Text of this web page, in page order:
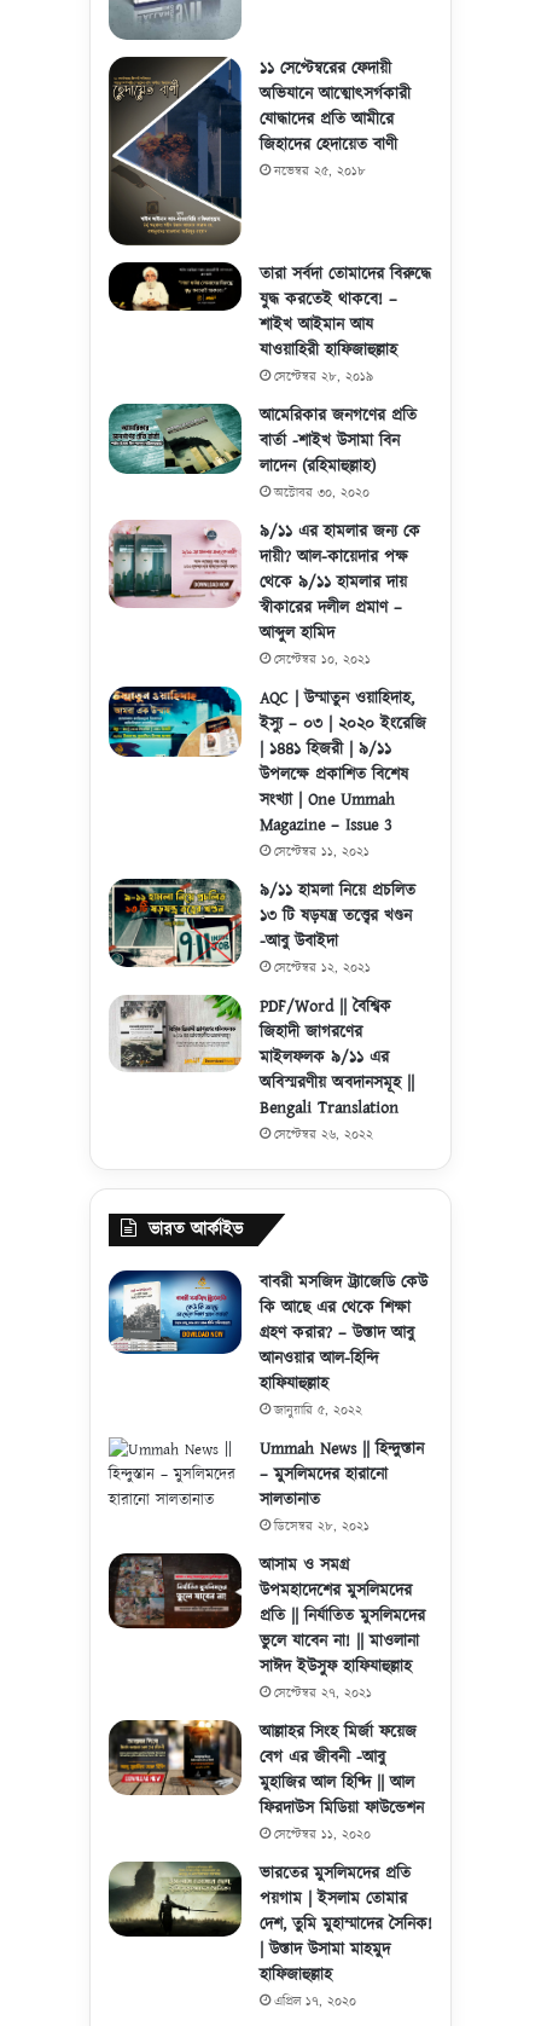
১১ সেপ্টেম্বরের ফেদায়ী
অভিযানে আত্মোৎসর্গকারী
যোদ্ধাদের প্রতি আমীরে
জিহাদের হেদায়েত বাণী
নভেম্বর ২৫, ২০১৮
তারা সর্বদা তোমাদের বিরুদ্ধে
যুদ্ধ করতেই থাকবে! –
শাইখ আইমান আয
যাওয়াহিরী হাফিজাহুল্লাহ
সেপ্টেম্বর ২৮, ২০১৯
আমেরিকার জনগণের প্রতি
বার্তা -শাইখ উসামা বিন
লাদেন (রহিমাহুল্লাহ)
অক্টোবর ৩০, ২০২০
৯/১১ এর হামলার জন্য কে
দায়ী? আল-কায়েদার পক্ষ
থেকে ৯/১১ হামলার দায়
স্বীকারের দলীল প্রমাণ –
আব্দুল হামিদ
সেপ্টেম্বর ১০, ২০২১
AQC | উম্মাতুন ওয়াহিদাহ,
ইস্যু – ০৩ | ২০২০ ইংরেজি
| ১৪৪১ হিজরী | ৯/১১
উপলক্ষে প্রকাশিত বিশেষ
সংখ্যা | One Ummah
Magazine – Issue 3
সেপ্টেম্বর ১১, ২০২১
৯/১১ হামলা নিয়ে প্রচলিত
১৩ টি ষড়যন্ত্র তত্ত্বের খণ্ডন
-আবু উবাইদা
সেপ্টেম্বর ১২, ২০২১
PDF/Word || বৈশ্বিক
জিহাদী জাগরণের
মাইলফলক ৯/১১ এর
অবিস্মরণীয় অবদানসমূহ ||
Bengali Translation
সেপ্টেম্বর ২৬, ২০২২
ভারত আর্কাইভ
বাবরী মসজিদ ট্র্যাজেডি কেউ
কি আছে এর থেকে শিক্ষা
গ্রহণ করার? – উস্তাদ আবু
আনওয়ার আল-হিন্দি
হাফিযাহুল্লাহ
জানুয়ারি ৫, ২০২২
Ummah News || হিন্দুস্তান
– মুসলিমদের হারানো
সালতানাত
ডিসেম্বর ২৮, ২০২১
আসাম ও সমগ্র
উপমহাদেশের মুসলিমদের
প্রতি || নির্যাতিত মুসলিমদের
ভুলে যাবেন না! || মাওলানা
সাঈদ ইউসুফ হাফিযাহুল্লাহ
সেপ্টেম্বর ২৭, ২০২১
আল্লাহর সিংহ মির্জা ফয়েজ
বেগ এর জীবনী -আবু
মুহাজির আল হিণ্দি || আল
ফিরদাউস মিডিয়া ফাউন্ডেশন
সেপ্টেম্বর ১১, ২০২০
ভারতের মুসলিমদের প্রতি
পয়গাম | ইসলাম তোমার
দেশ, তুমি মুহাম্মাদের সৈনিক!
| উস্তাদ উসামা মাহমুদ
হাফিজাহুল্লাহ
এপ্রিল ১৭, ২০২০